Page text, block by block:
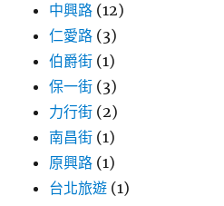
中興路 (12)
仁愛路 (3)
伯爵街 (1)
保一街 (3)
力行街 (2)
南昌街 (1)
原興路 (1)
台北旅遊 (1)